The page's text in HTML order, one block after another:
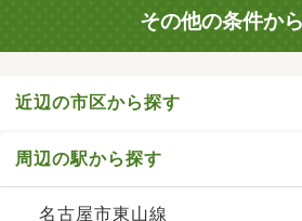
その他の条件か
近辺の市区から探す
周辺の駅から探す
名古屋市東山線